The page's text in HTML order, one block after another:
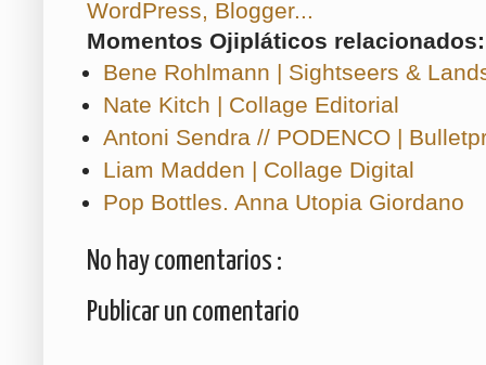
Momentos Ojipláticos relacionados:
Bene Rohlmann | Sightseers &
Nate Kitch | Collage Editorial
Antoni Sendra // PODENCO |
Liam Madden | Collage Digital
Pop Bottles. Anna Utopia Giordano
No hay comentarios :
Publicar un comentario